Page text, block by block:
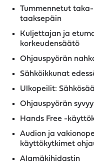
Tummennetut
taaksepäin
Kuljettajan ja
korkeudensäätö
Ohjauspyörän
Sähköikkunat
Ulkopeilit:
Ohjauspyörän
Hands Free -
Audion ja
käyttökytkimet
Alamäkihidastin